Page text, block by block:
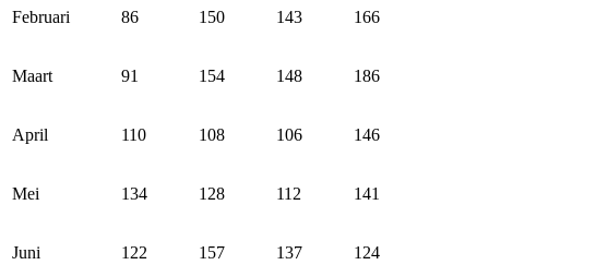
Februari 86 150 143 166
Maart 91 154 148 186
April 110 108 106 146
Mei 134 128 112 141
Juni 122 157 137 124